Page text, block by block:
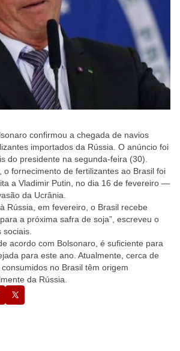
confirmou a chegada de navios
importados da Rússia. O anúncio foi
do presidente na segunda-feira (30).
o fornecimento de fertilizantes ao Brasil foi
a Vladimir Putin, no dia 16 de fevereiro —
da Ucrânia.
Rússia, em fevereiro, o Brasil recebe
a próxima safra de soja”, escreveu o
acordo com Bolsonaro, é suficiente para
para este ano. Atualmente, cerca de
no Brasil têm origem
da Rússia.